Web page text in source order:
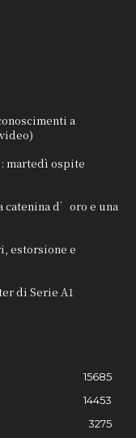
a
martedì ospite
catenina d’oro e una
estorsione e
di Serie A1
15685
14453
3275